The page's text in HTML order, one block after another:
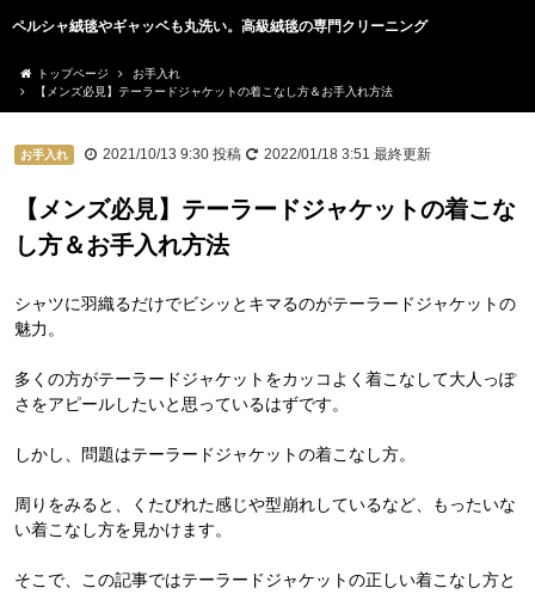
ビーズや羽根、チュールも。洗うのが難しいドレスの専門クリーニング
トップページ
お手入れ
【メンズ必見】テーラードジャケットの着こなし方＆お手入れ方法
お手入れ 2021/10/13 9:30 投稿 2022/01/18 3:51 最終更新
【メンズ必見】テーラードジャケットの着こな
し方＆お手入れ方法
シャツに羽織るだけでビシッとキマるのがテーラードジャケットの
魅力。
多くの方がテーラードジャケットをカッコよく着こなして大人っぽ
さをアピールしたいと思っているはずです。
しかし、問題はテーラードジャケットの着こなし方。
周りをみると、くたびれた感じや型崩れしているなど、もったいな
い着こなし方を見かけます。
そこで、この記事ではテーラードジャケットの正しい着こなし方と